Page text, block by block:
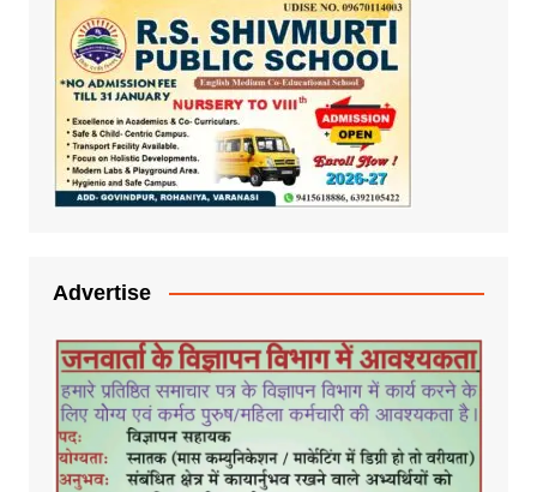
Advertise